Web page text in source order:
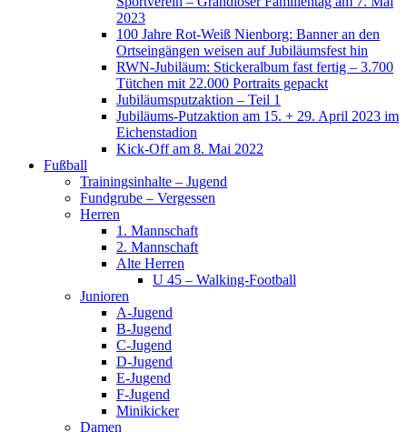
2023
100 Jahre Rot-Weiß Nienborg: Banner an den
Ortseingängen weisen auf Jubiläumsfest hin
RWN-Jubiläum: Stickeralbum fast fertig – 3.700
Tütchen mit 22.000 Portraits gepackt
Jubiläumsputzaktion – Teil 1
Jubiläums-Putzaktion am 15. + 29. April 2023 im
Eichenstadion
Kick-Off am 8. Mai 2022
Fußball
Trainingsinhalte – Jugend
Fundgrube – Vergessen
Herren
1. Mannschaft
2. Mannschaft
Alte Herren
U 45 – Walking-Football
Junioren
A-Jugend
B-Jugend
C-Jugend
D-Jugend
E-Jugend
F-Jugend
Minikicker
Damen